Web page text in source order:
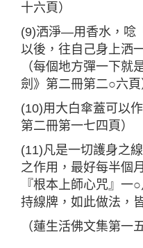
十六頁）
(9)洒淨—用香水，唸
以後，往自己身上洒
（每個地方彈一下就
劍》第二冊第二○六頁
(10)用大白傘蓋可以
第二冊第一七四頁）
(11)凡是一切護身之
之作用，最好每半個
『根本上師心咒』一
持線牌，如此做法，
（蓮生活佛文集第一